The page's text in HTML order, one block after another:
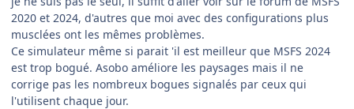
2020 et 2024, d'autres que moi avec des configurations plus
musclées ont les mêmes problèmes.
Ce simulateur même si parait 'il est meilleur que MSFS 2024
est trop bogué. Asobo améliore les paysages mais il ne
corrige pas les nombreux bogues signalés par ceux qui
l'utilisent chaque jour.